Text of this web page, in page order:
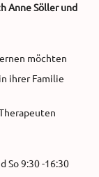
Anne Söller und
möchten
ihrer Familie
So 9:30 -16:30